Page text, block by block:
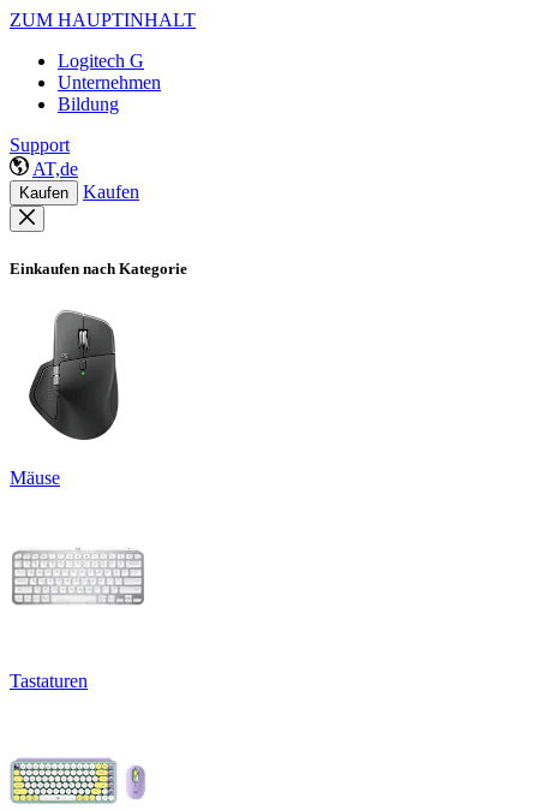
ZUM HAUPTINHALT
Logitech G
Unternehmen
Bildung
Support
AT,de
Kaufen Kaufen
Einkaufen nach Kategorie
Mäuse
Tastaturen